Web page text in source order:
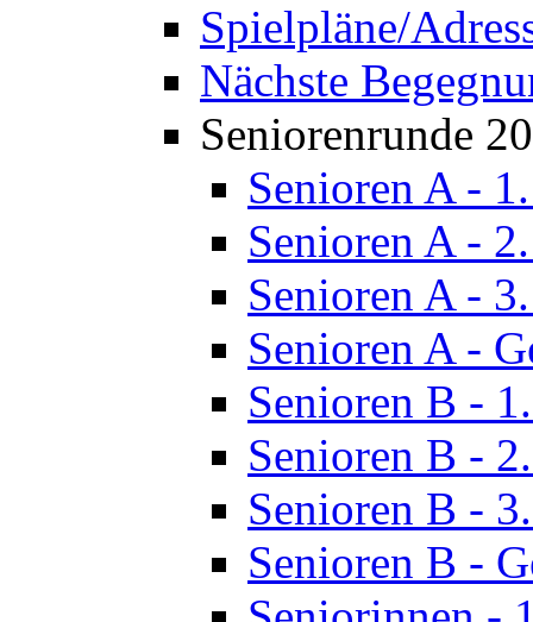
Spielpläne/
Nächste
Seniorenrunde
Senioren A -
Senioren A -
Senioren A -
Senioren A -
Senioren B -
Senioren B -
Senioren B -
Senioren B -